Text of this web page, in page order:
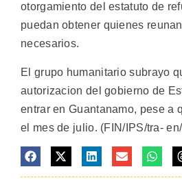
otorgamiento del estatuto de
puedan obtener quienes
necesarios.
El grupo humanitario subrayo
autorizacion del gobierno de
entrar en Guantanamo, pese a
el mes de julio. (FIN/IPS/tra-